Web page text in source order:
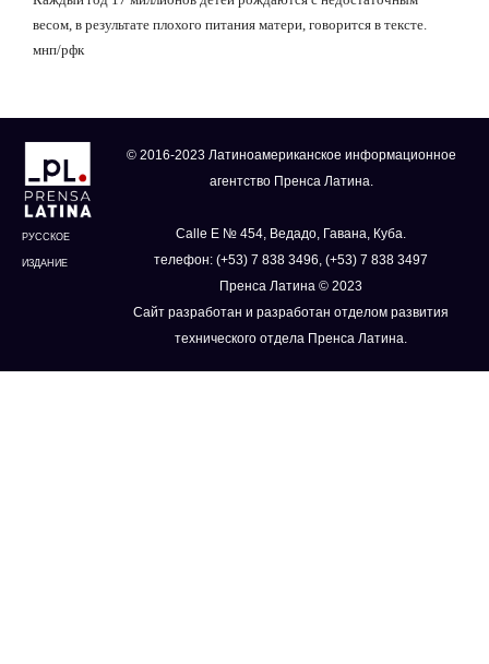
весом, в результате плохого питания матери, говорится в тексте.
мнп/рфк
РУССКОЕ
ИЗДАНИЕ
© 2016-2023 Латиноамериканское информационное
агентство Пренса Латина.
Calle E № 454, Ведадо, Гавана, Куба.
телефон: (+53) 7 838 3496, (+53) 7 838 3497
Пренса Латина © 2023
Сайт разработан и разработан отделом развития
технического отдела Пренса Латина.